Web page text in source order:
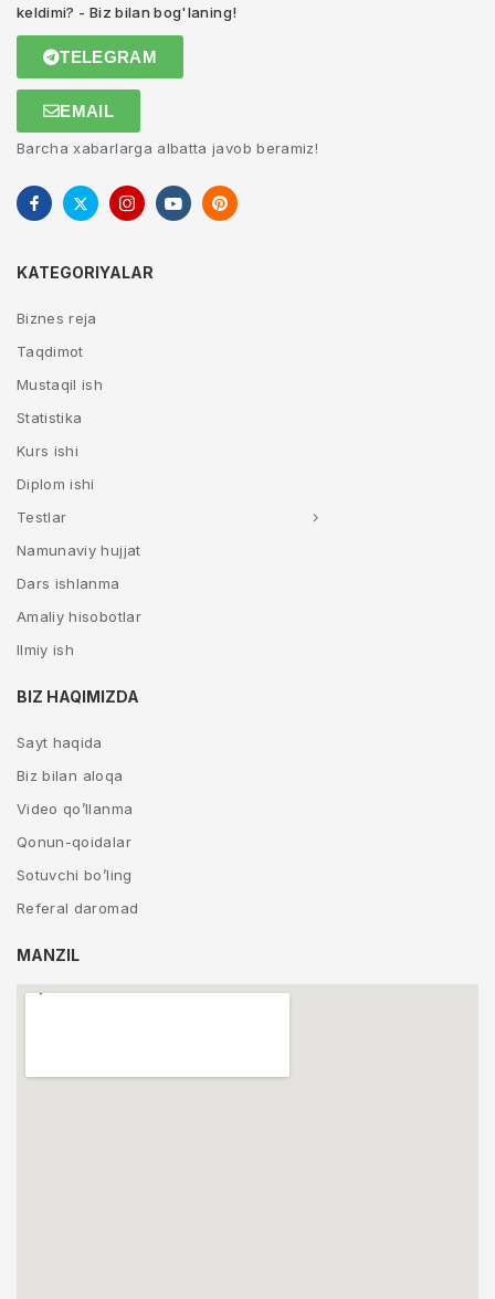
keldimi? - Biz bilan bog'laning!
TELEGRAM
EMAIL
Barcha xabarlarga albatta javob beramiz!
KATEGORIYALAR
Biznes reja
Taqdimot
Mustaqil ish
Statistika
Kurs ishi
Diplom ishi
Testlar
Namunaviy hujjat
Dars ishlanma
Amaliy hisobotlar
Ilmiy ish
BIZ HAQIMIZDA
Sayt haqida
Biz bilan aloqa
Video qo’llanma
Qonun-qoidalar
Sotuvchi bo’ling
Referal daromad
MANZIL